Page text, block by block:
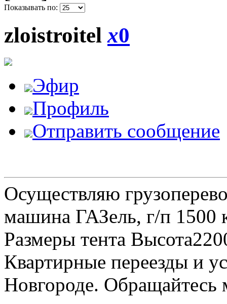
Показывать по:
zloistroitelx0
Эфир
Профиль
Отправить сообщение
Осуществляю
машина ГАЗель, г/п 1500
Размеры тента
Квартирные переезды и
Новгороде.